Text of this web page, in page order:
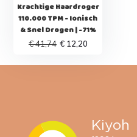
Krachtige Haardroger
110.000 TPM - Ionisch
& Snel Drogen | -71%
€ 41,74 € 12,20